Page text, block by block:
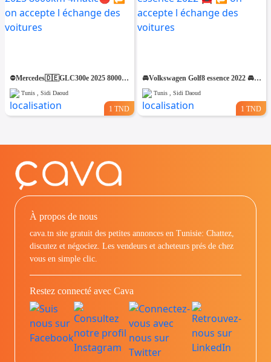
⛔️Mercedes🇩🇪GLC300e 2025 8000km 4matic⛔️ 🔁 on accepte l échange des voitures
Tunis , Sidi Daoud
1 TND
🚘Volkswagen Golf8 essence 2022 🚘 🔁 on accepte l échange des voitures
Tunis , Sidi Daoud
1 TND
À propos de nous
cava.tn site gratuit des petites annonces en Tunisie: Chattez,
discutez et négociez. Les vendeurs et acheteurs prés de chez
vous en simple clic.
Restez connecté avec Cava